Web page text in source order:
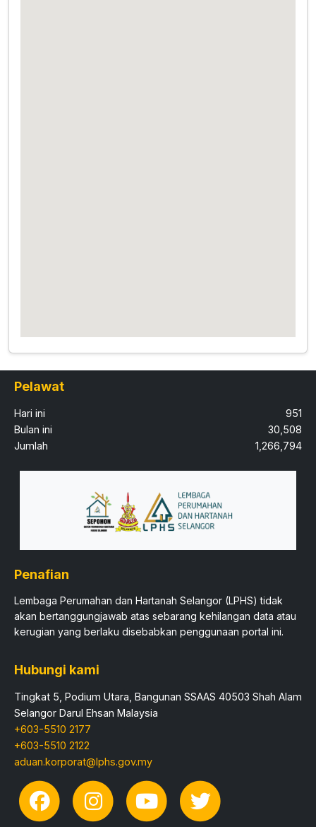
Pelawat
Hari ini
951
Bulan ini
30,508
Jumlah
1,266,794
Penafian
Lembaga Perumahan dan Hartanah Selangor (LPHS) tidak
akan bertanggungjawab atas sebarang kehilangan data atau
kerugian yang berlaku disebabkan penggunaan portal ini.​
Hubungi kami
Tingkat 5, Podium Utara, Bangunan SSAAS 40503 Shah Alam
Selangor Darul Ehsan Malaysia
+603-5510 2177
+603-5510 2122
aduan.korporat@lphs.gov.my